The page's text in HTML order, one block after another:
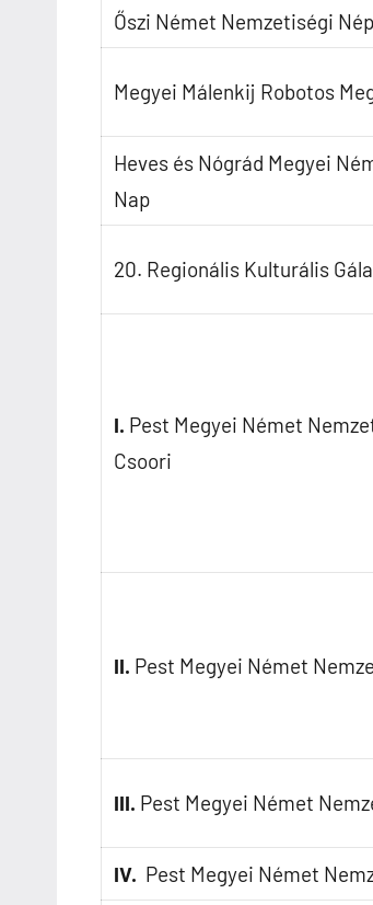
Őszi Német Nemzetiségi
Megyei Málenkij Robotos
Heves és Nógrád Megyei
Nap
20. Regionális Kulturális Gála
I. Pest Megyei Német
Csoori
II. Pest Megyei Német
III. Pest Megyei Német
IV. Pest Megyei Német